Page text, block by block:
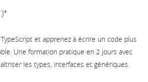
TypeScript et apprenez à écrire un code plus
Une formation pratique en 2 jours avec
les types, interfaces et génériques.